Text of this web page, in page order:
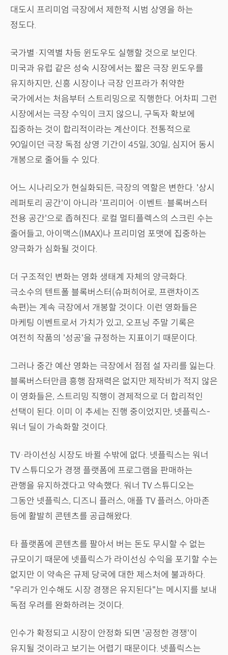
대도시 프리미엄 극장에서 제한적 시범 상영을 하는
정도다.
국가별·지역별 차등 윈도우도 실행할 것으로 보인다.
미국과 유럽 같은 성숙 시장에서는 짧은 극장 윈도우를
유지하지만, 신흥 시장이나 극장 인프라가 취약한
국가에서는 처음부터 스트리밍으로 직행한다. 어차피 그런
시장에서는 극장 수익이 크지 않으니, 구독자 확보에
집중하는 것이 합리적이라는 계산이다. 전통적으로
90일이던 극장 독점 상영 기간이 45일, 30일, 심지어 동시
개봉으로 줄어들 수 있다.
어느 시나리오가 현실화되든, 극장의 역할은 변한다. '상시
레퍼토리 공간'이 아니라 '프리미어·이벤트·블록버스터
전용 공간'으로 좁혀진다. 로컬 멀티플렉스의 스크린 수는
줄어들고, 아이맥스(IMAX)나 프리미엄 포맷에 집중하는
양극화가 심화될 것이다.
더 구조적인 변화는 영화 생태계 자체의 양극화다.
극소수의 텐트폴 블록버스터(슈퍼히어로, 프랜차이즈
속편)는 계속 극장에서 개봉할 것이다. 이런 영화들은
마케팅 이벤트로서 가치가 있고, 오프닝 주말 기록은
여전히 작품의 '성공'을 규정하는 지표이기 때문이다.
그러나 중간 예산 영화는 극장에서 점점 설 자리를 잃는다.
블록버스터만큼 흥행 잠재력은 없지만 제작비가 적지 않은
이 영화들은, 스트리밍 직행이 경제적으로 더 합리적인
선택이 된다. 이미 이 추세는 진행 중이었지만, 넷플릭스-
워너 딜이 가속화할 것이다.
TV·라이선싱 시장도 바뀔 수밖에 없다. 넷플릭스는 워너
TV 스튜디오가 경쟁 플랫폼에 프로그램을 판매하는
관행을 유지하겠다고 약속했다. 워너 TV 스튜디오는
그동안 넷플릭스, 디즈니 플러스, 애플 TV 플러스, 아마존
등에 활발히 콘텐츠를 공급해왔다.
타 플랫폼에 콘텐츠를 팔아서 버는 돈도 무시할 수 없는
규모이기 때문에 넷플릭스가 라이선싱 수익을 포기할 수는
없지만 이 약속은 규제 당국에 대한 제스처에 불과하다.
"우리가 인수해도 시장 경쟁은 유지된다"는 메시지를 보내
독점 우려를 완화하려는 것이다.
인수가 확정되고 시장이 안정화 되면 '공정한 경쟁'이
유지될 것이라고 보기는 어렵기 때문이다. 넷플릭스는